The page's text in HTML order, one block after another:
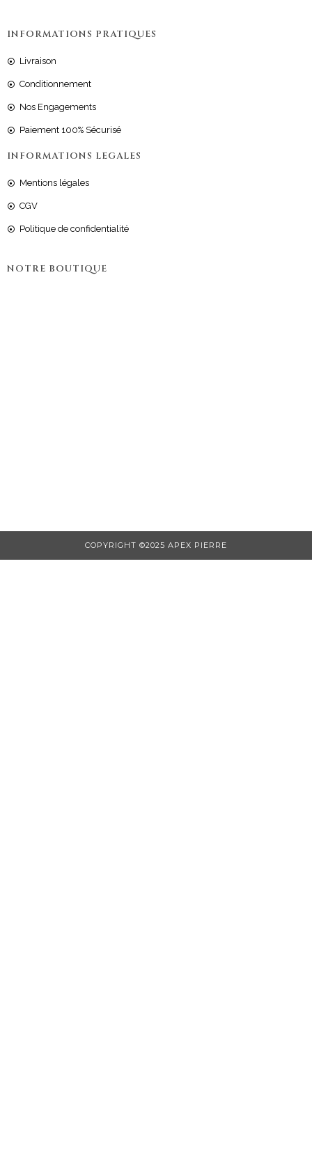
INFORMATIONS PRATIQUES
Livraison
Conditionnement
Nos Engagements
Paiement 100% Sécurisé
INFORMATIONS LEGALES
Mentions légales
CGV
Politique de confidentialité
NOTRE BOUTIQUE
COPYRIGHT ©2025 APEX PIERRE